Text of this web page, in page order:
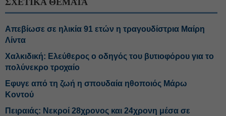
ΣΧΕΤΙΚΑ ΘΕΜΑΤΑ
Απεβίωσε σε ηλικία 91 ετών η τραγουδίστρια Μαίρη
Λίντα
Χαλκιδική: Ελεύθερος ο οδηγός του βυτιοφόρου για το
πολύνεκρο τροχαίο
Εφυγε από τη ζωή η σπουδαία ηθοποιός Μάρω
Κοντού
Πειραιάς: Νεκροί 28χρονος και 24χρονη μέσα σε